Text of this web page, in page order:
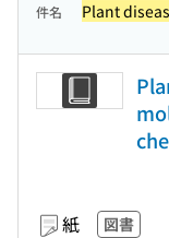
件名 Plant
紙 図書